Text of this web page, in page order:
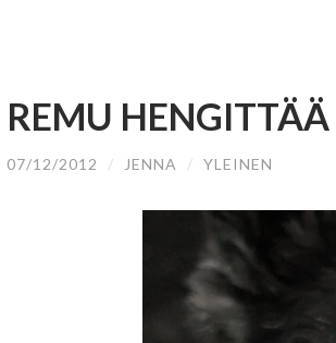
REMU HENGITTÄÄ
07/12/2012 / JENNA / YLEINEN